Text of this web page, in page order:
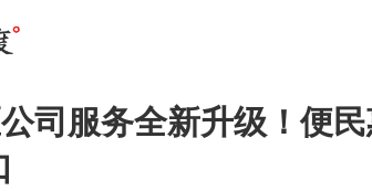
司服务全新升级！便